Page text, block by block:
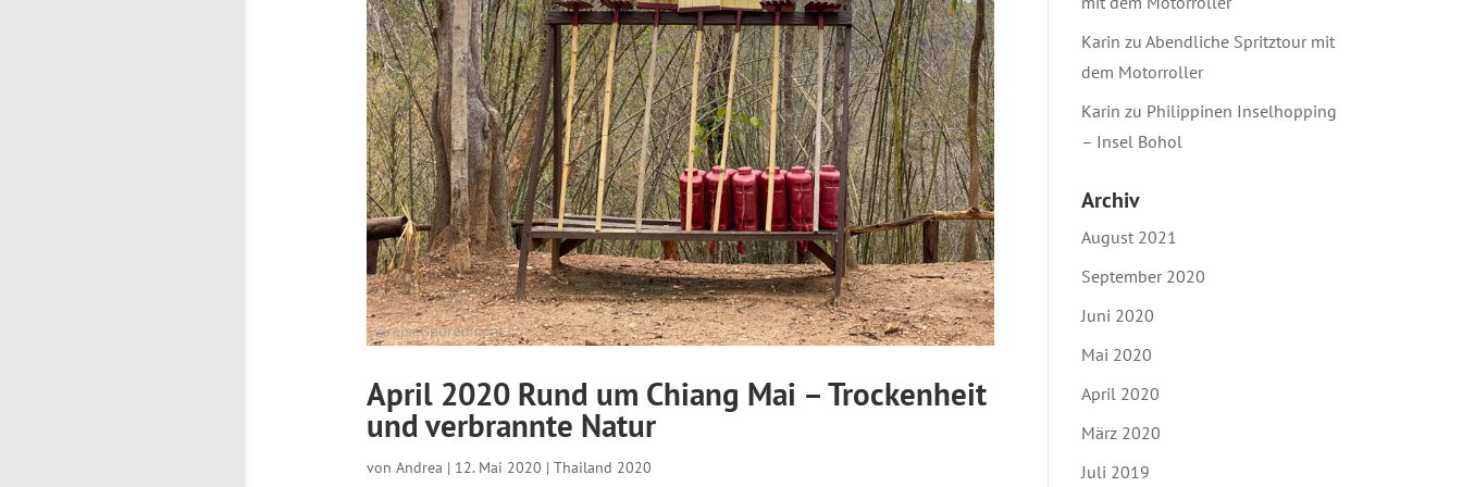
April 2020 Rund um Chiang Mai – Trockenheit
und verbrannte Natur
von Andrea | 12. Mai 2020 | Thailand 2020
Karin zu Abendliche Spritztour mit
dem Motorroller
Karin zu Philippinen Inselhopping
– Insel Bohol
Archiv
August 2021
September 2020
Juni 2020
Mai 2020
April 2020
März 2020
Juli 2019